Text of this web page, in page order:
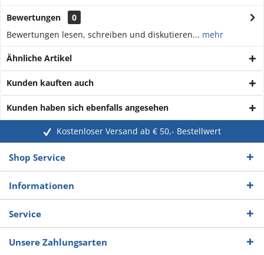
Bewertungen
0
Bewertungen lesen, schreiben und diskutieren... mehr
Ähnliche Artikel
Kunden kauften auch
Kunden haben sich ebenfalls angesehen
Kostenloser Versand ab € 50,- Bestellwert
Shop Service
Informationen
Service
Unsere Zahlungsarten